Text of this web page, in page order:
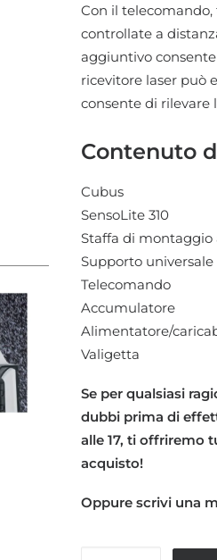
Con il
controllate a
aggiuntivo
ricevitore laser può
consente di rilevare
Contenuto
Cubus
SensoLite 310
Staffa di
Supporto universale
Telecomando
Accumulatore
Alimentatore/
Valigetta
Se per qualsiasi
dubbi prima di
alle 17, ti offriremo
acquisto!
Oppure scrivi una